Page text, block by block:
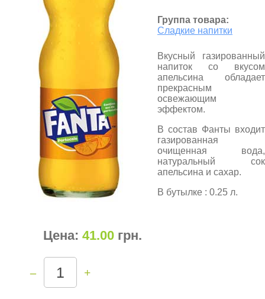
Группа товара:
Сладкие напитки
Вкусный газированный
напиток со вкусом
апельсина обладает
прекрасным
освежающим
эффектом.
В состав Фанты входит
газированная
очищенная вода,
натуральный сок
апельсина и сахар.
В бутылке : 0.25 л.
Цена: 41.00 грн.
– +